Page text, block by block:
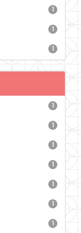
1
1
1
1
1
1
1
1
1
1